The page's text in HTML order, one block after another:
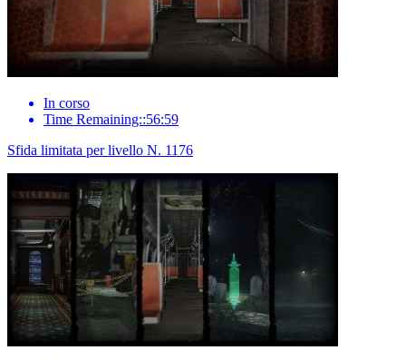
In corso
Time Remaining::56:59
Sfida limitata per livello N. 1176